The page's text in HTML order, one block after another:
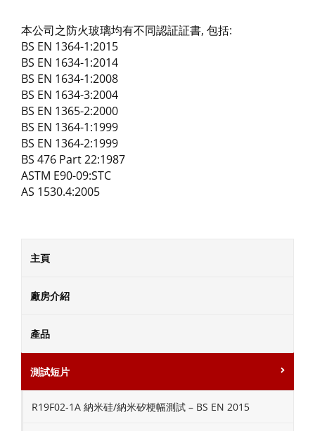
主頁
廠房介紹
產品
測試短片
R19F02-1A 納米硅/納米矽梗幅測試 – BS EN 2015
本公司之防火玻璃均有不同認証証書, 包括:
BS EN 1364-1:2015
BS EN 1634-1:2014
BS EN 1634-1:2008
BS EN 1634-3:2004
BS EN 1365-2:2000
BS EN 1364-1:1999
BS EN 1364-2:1999
BS 476 Part 22:1987
ASTM E90-09:STC
AS 1530.4:2005